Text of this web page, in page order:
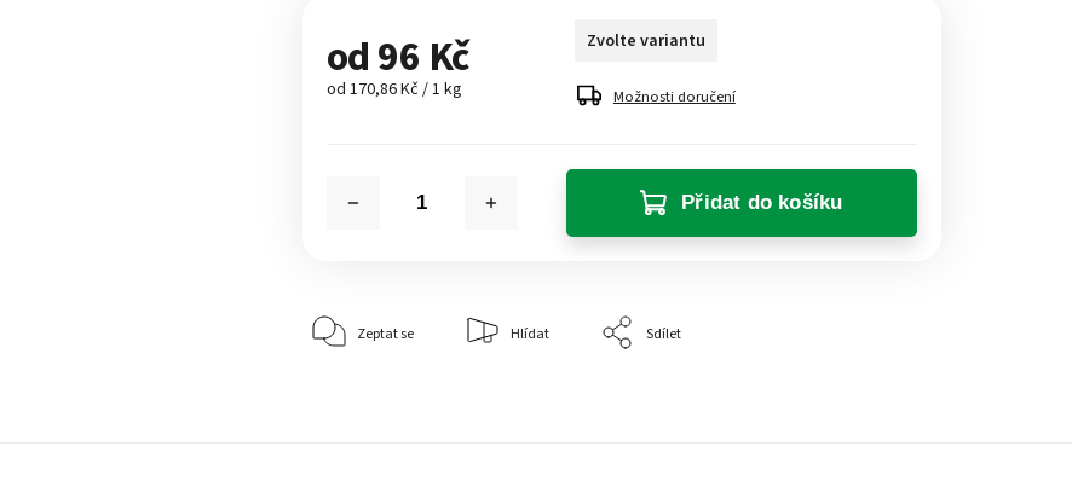
od96 Kč
od 170,86 Kč / 1 kg
Zvolte variantu
Možnosti doručení
Přidat do košíku
Zeptat se Hlídat Sdílet